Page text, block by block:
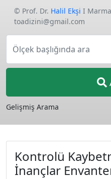
© Prof. Dr. Halil Ekşi I
toadizini@gmail.com
Ölçek başlığında ara
Gelişmiş Arama
Kontrolü
İnançlar